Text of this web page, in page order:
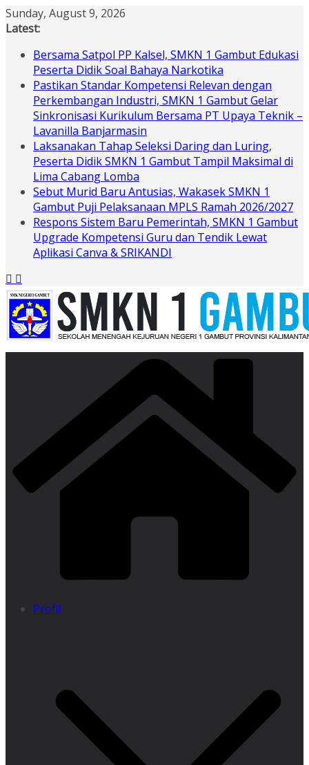
Skip
to
Sunday, August 9, 2026
Latest:
Bersama Satpol PP Kalsel, SMKN 1 Gambut Edukasi
Peserta Didik Soal Bahaya Narkotika
Pastikan Standar Kompetensi Relevan dengan
Perkembangan Industri, SMKN 1 Gambut Gelar
Sinkronisasi Kurikulum Bersama PT Upaya Teknik –
Lavanilla Banjarmasin
Laksanakan Tahap Seleksi Daring dan Luring,
Peserta Didik SMKN 1 Gambut Tampil Maksimal di
Lima Cabang Lomba
Sebut Murid Baru Antusias, Wakasek SMKN 1
Gambut Puji Pelaksanaan MPLS Ramah 2026/2027
Respons Sistem Baru Pemerintah, SMKN 1 Gambut
Upgrade Kompetensi Guru dan Tendik Lewat
Aplikasi Canva & SRIKANDI
Profil